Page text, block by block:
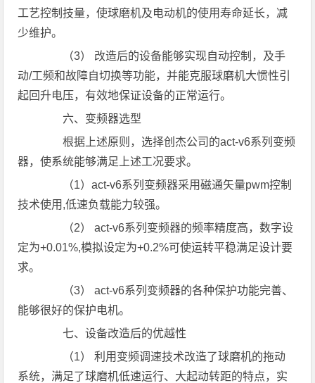
工艺控制技量，使球磨机及电动机的使用寿命延长，减
少维护。
（3） 改造后的设备能够实现自动控制，及手
动/工频和故障自切换等功能，并能克服球磨机大惯性引
起回升电压，有效地保证设备的正常运行。
六、变频器选型
根据上述原则，选择创杰公司的act-v6系列变频
器，使系统能够满足上述工况要求。
（1）act-v6系列变频器采用磁通矢量pwm控制
技术使用,低速负载能力较强。
（2） act-v6系列变频器的频率精度高，数字设
定为+0.01%,模拟设定为+0.2%可使运转平稳满足设计要
求。
（3） act-v6系列变频器的各种保护功能完善、
能够很好的保护电机。
七、设备改造后的优越性
（1） 利用变频调速技术改造了球磨机的拖动
系统，满足了球磨机低速运行、大起动转距的特点，实